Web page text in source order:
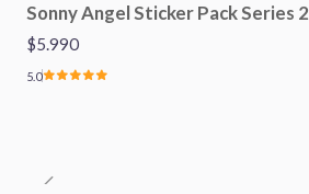
Sonny Angel Sticker Pack Series 2
$5.990
5.0